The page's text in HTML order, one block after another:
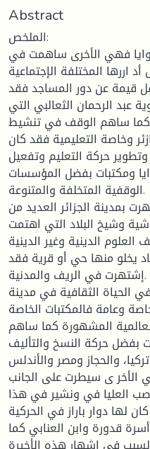
Abstract
الملخص:
فهي الأخرى ساهمت في
اررها المختلفة الإجتماعية
قيمة عن دور المساجد فقد
عبد الرحمان الثعالبي التي
،كما ساهم الوقف في تنشيط
وخاصة التعليمية فقد كان
حركة التعليم وتفعيل
ومكتبات بفضل المؤسسات
الوقفية المتخلفة والمتنوعة.
بمدينة الجزائر العديد من
وشيخ البلاد التي اهتمت
الدينية وغير الدينية
يخلو منها حي أو قرية فقد
إشتهرت في الريف والمدنية.
الحياة الثقافية في مدينة
وعامة فالمكتبات الخاصة
المشهورة كما ساهم
بفضل حركة النسخ والتأليف
والحجاز ومصر والأندلس.
الأخر ى سيطرت على الجانب
العليا في ونشير في هذا
لها دوار باراز في الحركية
قدورة وابن العنابي كما